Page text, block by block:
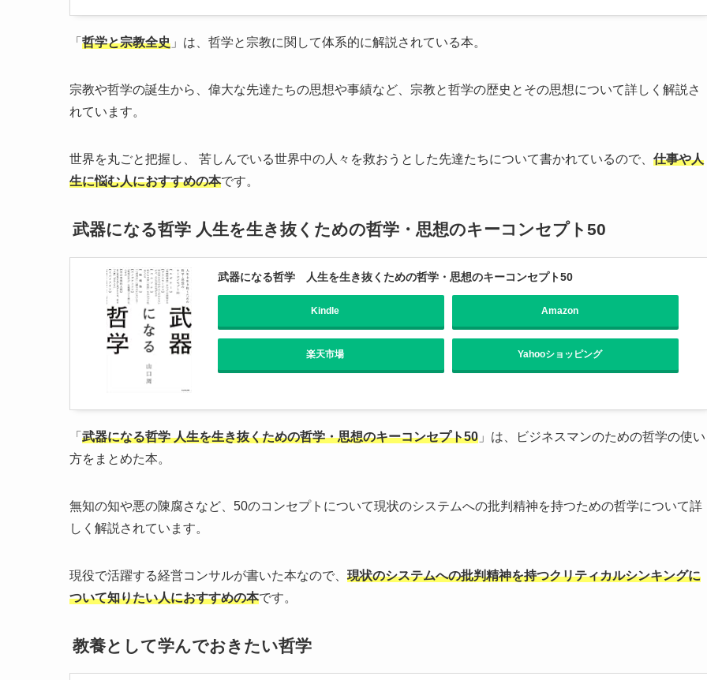
「 哲学と宗教全史 」は、哲学と宗教に関して体系的に解説されている本。
宗教や哲学の誕生から、偉大な先達たちの思想や事績など、宗教と哲学の歴史とその思想について詳しく解説さ
れています。
世界を丸ごと把握し、 苦しんでいる世界中の人々を救おうとした先達たちについて書かれているので、 仕事や人
生に悩む人におすすめの本です。
武器になる哲学 人生を生き抜くための哲学・思想のキーコンセプト50
武器になる哲学 人生を生き抜くための哲学・思想のキーコンセプト50
Kindle Amazon
楽天市場 Yahooショッピング
「 武器になる哲学 人生を生き抜くための哲学・思想のキーコンセプト50 」は、ビジネスマンのための哲学の使い
方をまとめた本。
無知の知や悪の陳腐さなど、50のコンセプトについて現状のシステムへの批判精神を持つための哲学について詳
しく解説されています。
現役で活躍する経営コンサルが書いた本なので、 現状のシステムへの批判精神を持つクリティカルシンキングに
ついて知りたい人におすすめの本です。
教養として学んでおきたい哲学